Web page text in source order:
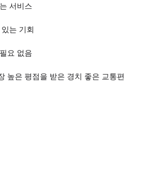
서비스
는 기회
요 없음
높은 평점을 받은 경치 좋은 교통편